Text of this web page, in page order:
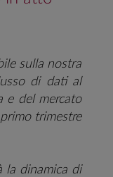
sulla nostra
di dati al
e del mercato
trimestre
la dinamica di